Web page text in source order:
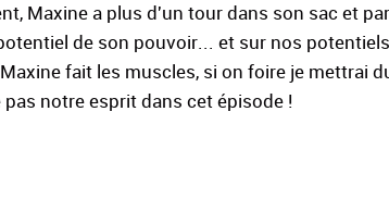
Maxine a plus d'un tour dans son sac et
de son pouvoir... et sur nos
fait les muscles, si on foire je mettrai
notre esprit dans cet épisode !